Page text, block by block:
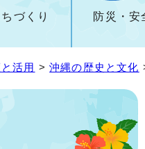
ちづくり 防災・安
活用 >沖縄の歴史と文化